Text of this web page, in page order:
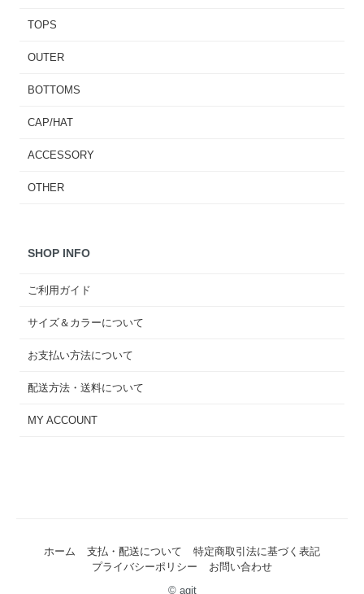
TOPS
OUTER
BOTTOMS
CAP/HAT
ACCESSORY
OTHER
SHOP INFO
ご利用ガイド
サイズ＆カラーについて
お支払い方法について
配送方法・送料について
MY ACCOUNT
ホーム 支払・配送について
特定商取引法に基づく表記
プライバシーポリシー
お問い合わせ
© agit